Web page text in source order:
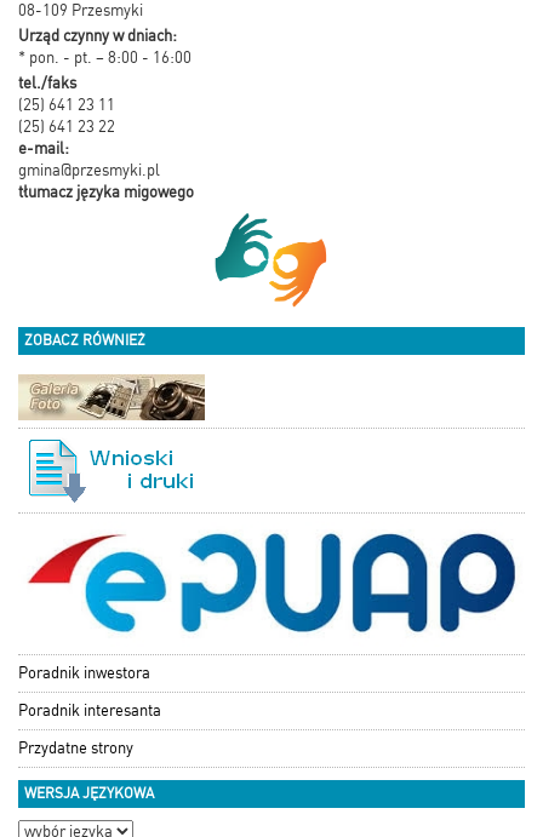
08-109 Przesmyki
Urząd czynny w dniach:
* pon. - pt. – 8:00 - 16:00
tel./faks
(25) 641 23 11
(25) 641 23 22
e-mail:
gmina@przesmyki.pl
tłumacz języka migowego
ZOBACZ RÓWNIEŻ
Poradnik inwestora
Poradnik interesanta
Przydatne strony
WERSJA JĘZYKOWA